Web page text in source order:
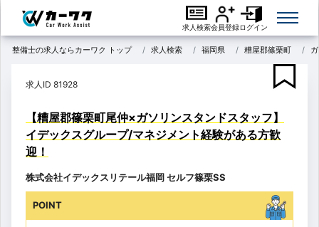
求人検索会員登録ログイン
整備士の求人ならカーワク トップ 求人検索 福岡県 糟屋郡篠栗町
求人ID 81928
【糟屋郡篠栗町尾仲×ガソリンスタンドスタッフ】
イデックスグループ/マネジメント経験がある方歓
迎！
株式会社イデックスリテール福岡 セルフ篠栗SS
POINT